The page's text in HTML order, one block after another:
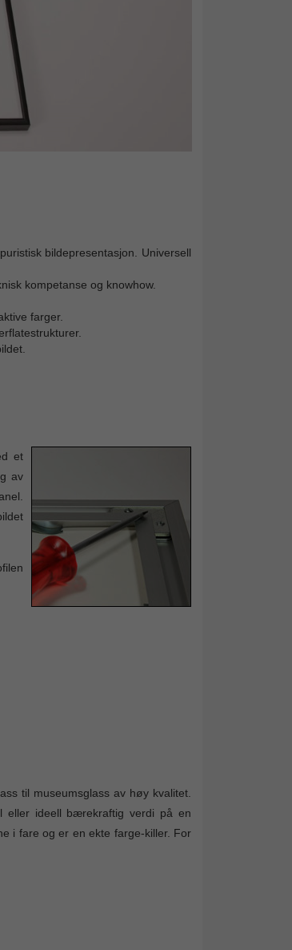
bildepresentasjon. Universell
kompetanse og knowhow.
farger.
et
av
til museumsglass av høy kvalitet.
eller ideell bærekraftig verdi på en
i fare og er en ekte farge-killer. For